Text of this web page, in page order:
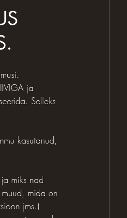
ja
Selleks
kasutanud,
miks nad
mida on
jms.)